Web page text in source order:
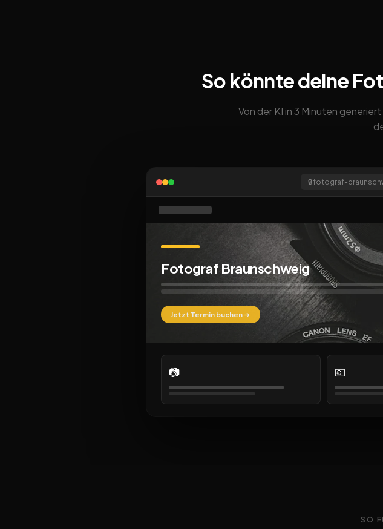
So könnte deine
Von der KI in 3 Minuten
🔒fotograf-
Fotograf Braunschweig
Jetzt Termin buchen →
📷 💶
SO